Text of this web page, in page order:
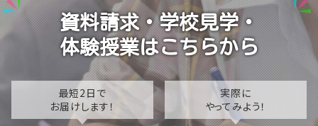
【仙台】ホームルームで「TAGIRON（タギロン）」を行い
ました！🧩🔢
【仙台】いよいよ始まります！エリアスクーリングに向け
た事前オリエンテーションを実施しました📝✨
2024
2023
2021
2020
資料請求・学校見学・
体験授業はこちらから
最短2日で
お届けします！
実際に
やってみよう！